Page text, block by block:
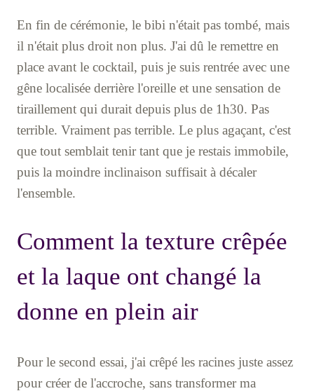
En fin de cérémonie, le bibi n'était pas tombé, mais
il n'était plus droit non plus. J'ai dû le remettre en
place avant le cocktail, puis je suis rentrée avec une
gêne localisée derrière l'oreille et une sensation de
tiraillement qui durait depuis plus de 1h30. Pas
terrible. Vraiment pas terrible. Le plus agaçant, c'est
que tout semblait tenir tant que je restais immobile,
puis la moindre inclinaison suffisait à décaler
l'ensemble.
Comment la texture crêpée
et la laque ont changé la
donne en plein air
Pour le second essai, j'ai crêpé les racines juste assez
pour créer de l'accroche, sans transformer ma